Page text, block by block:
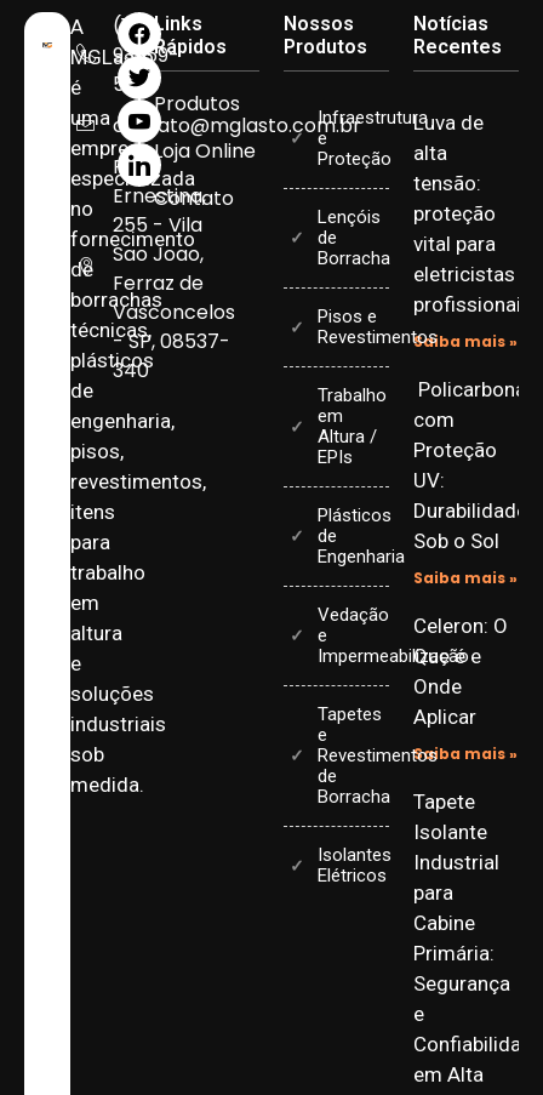
A
MGLasto
é
uma
empresa
especializada
no
fornecimento
de
borrachas
técnicas,
plásticos
de
engenharia,
pisos,
revestimentos,
itens
para
trabalho
em
altura
e
soluções
industriais
sob
medida.
(11)
93959-
5090
contato@mglasto.com.br
Rua
Ernestina,
255 - Vila
Sao Joao,
Ferraz de
Vasconcelos
- SP, 08537-
340
Links
Rápidos
Produtos
Loja Online
Contato
Nossos
Produtos
Infraestrutura
e
Proteção
Lençóis
de
Borracha
Pisos e
Revestimentos
Trabalho
em
Altura /
EPIs
Plásticos
de
Engenharia
Vedação
e
Impermeabilização
Tapetes
e
Revestimentos
de
Borracha
Isolantes
Elétricos
Notícias
Recentes
Luva de
alta
tensão:
proteção
vital para
eletricistas
profissionais
Saiba mais »
com
Proteção
UV:
Durabilidade
Sob o Sol
Saiba mais »
Celeron: O
Que é e
Onde
Aplicar
Saiba mais »
Tapete
Isolante
Industrial
para
Cabine
Primária:
Segurança
e
Confiabilidade
em Alta